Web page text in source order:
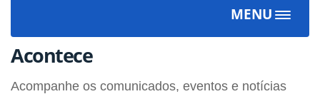
MENU
Toggle
Acontece
Acompanhe os comunicados, eventos e notícias